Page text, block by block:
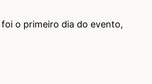
o primeiro dia do evento,